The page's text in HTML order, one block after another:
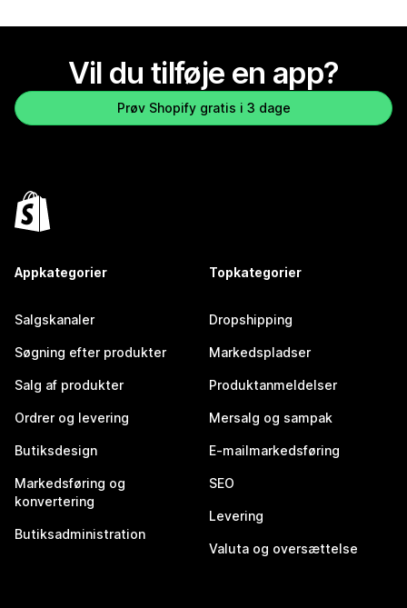
Vil du tilføje en app?
Prøv Shopify gratis i 3 dage
Appkategorier
Salgskanaler
Søgning efter produkter
Salg af produkter
Ordrer og levering
Butiksdesign
Markedsføring og
konvertering
Butiksadministration
Topkategorier
Dropshipping
Markedspladser
Produktanmeldelser
Mersalg og sampak
E-mailmarkedsføring
SEO
Levering
Valuta og oversættelse